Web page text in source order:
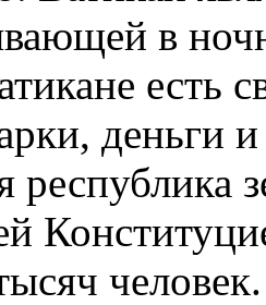
в
есть
деньги
республика
человек.